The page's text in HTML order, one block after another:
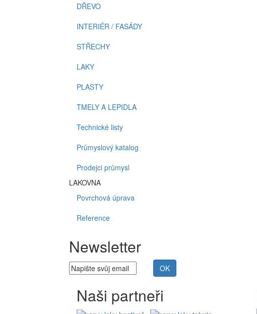
DŘEVO
INTERIÉR / FASÁDY
STŘECHY
LAKY
PLASTY
TMELY A LEPIDLA
Technické listy
Průmyslový katalog
Prodejci průmysl
LAKOVNA
Povrchová úprava
Reference
Newsletter
Naši partneři